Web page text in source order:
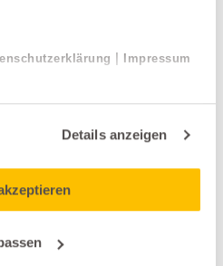
| Impressum
Details anzeigen